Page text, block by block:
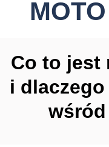
Co to jest
i